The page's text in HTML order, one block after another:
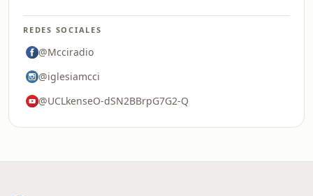
REDES SOCIALES
@Mcciradio
@iglesiamcci
@UCLkenseO-dSN2BBrpG7G2-Q